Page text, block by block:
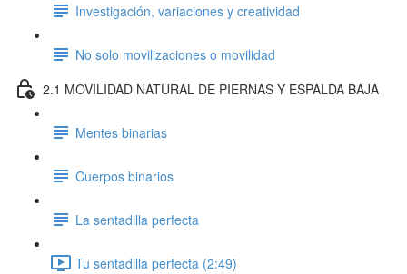
Investigación, variaciones y creatividad
No solo movilizaciones o movilidad
2.1 MOVILIDAD NATURAL DE PIERNAS Y ESPALDA BAJA
Mentes binarias
Cuerpos binarios
La sentadilla perfecta
Tu sentadilla perfecta (2:49)